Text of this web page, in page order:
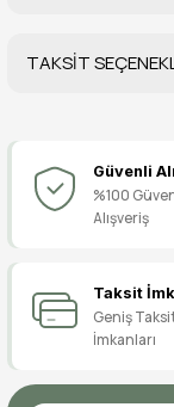
TAKSİT
Güvenli
%100
Alışveriş
Taksit
Geniş
İmkanları